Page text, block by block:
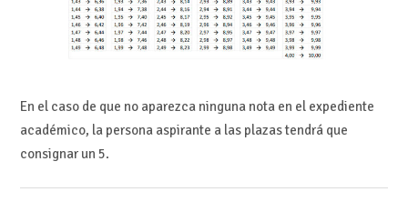
En el caso de que no aparezca ninguna nota en el expediente
académico, la persona aspirante a las plazas tendrá que
consignar un 5.